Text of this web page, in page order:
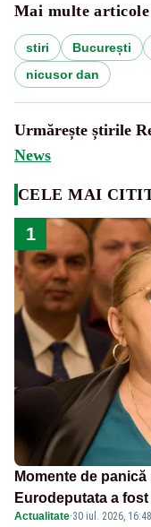
Mai multe articole
stiri București
nicusor dan
Urmărește știrile
News
CELE MAI
1
Momente de
Eurodeputata a
Actualitate·30 iul. 2026, 16:48